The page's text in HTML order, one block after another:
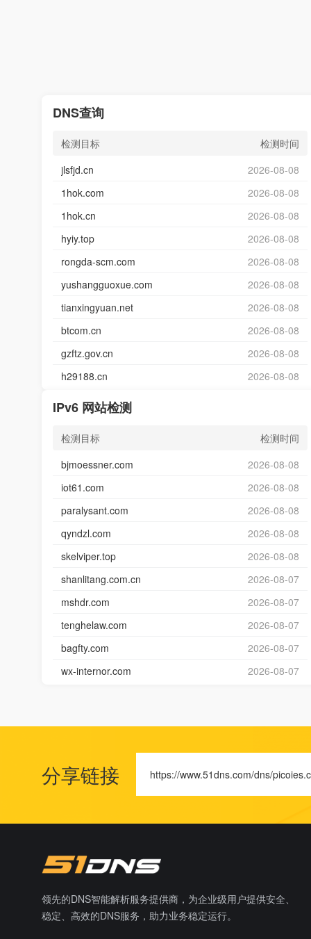
DNS查询
检测目标
检测时间
jlsfjd.cn
2026-08-08
1hok.com
2026-08-08
1hok.cn
2026-08-08
hyiy.top
2026-08-08
rongda-scm.com
2026-08-08
yushangguoxue.com
2026-08-08
tianxingyuan.net
2026-08-08
btcom.cn
2026-08-08
gzftz.gov.cn
2026-08-08
h29188.cn
2026-08-08
IPv6 网站检测
检测目标
检测时间
bjmoessner.com
2026-08-08
iot61.com
2026-08-08
paralysant.com
2026-08-08
qyndzl.com
2026-08-08
skelviper.top
2026-08-08
shanlitang.com.cn
2026-08-07
mshdr.com
2026-08-07
tenghelaw.com
2026-08-07
bagfty.com
2026-08-07
wx-internor.com
2026-08-07
分享链接 https://www.51dns.com/dns/
领先的DNS智能解析服务提供商，为企业级用户提供安全、
稳定、高效的DNS服务，助力业务稳定运行。